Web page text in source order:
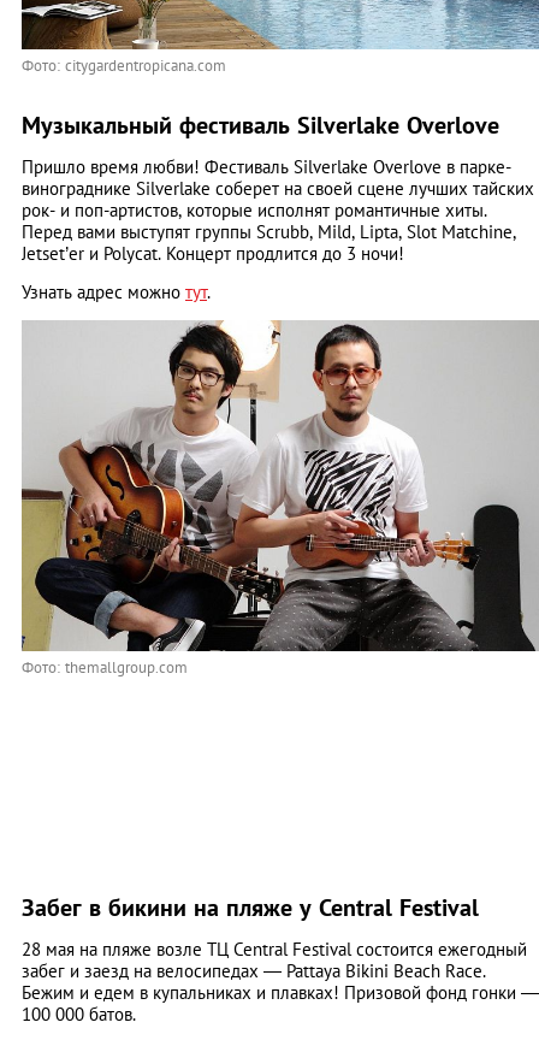
Фото: citygardentropicana.com
Музыкальный фестиваль Silverlake Overlove
Пришло время любви! Фестиваль Silverlake Overlove в парке-
винограднике Silverlake соберет на своей сцене лучших тайских
рок- и поп-артистов, которые исполнят романтичные хиты.
Перед вами выступят группы Scrubb, Mild, Lipta, Slot Matchine,
Jetset’er и Polycat. Концерт продлится до 3 ночи!
Узнать адрес можно тут.
Фото: themallgroup.com
Забег в бикини на пляже у Central Festival
28 мая на пляже возле ТЦ Central Festival состоится ежегодный
забег и заезд на велосипедах — Pattaya Bikini Beach Race.
Бежим и едем в купальниках и плавках! Призовой фонд гонки —
100 000 батов.